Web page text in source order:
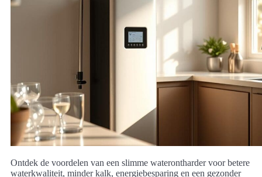
Ontdek de voordelen van een slimme waterontharder voor betere
waterkwaliteit, minder kalk, energiebesparing en een gezonder